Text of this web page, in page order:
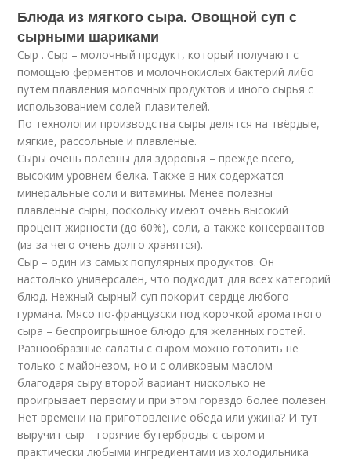
Блюда из мягкого сыра. Овощной суп с
сырными шариками
Сыр . Сыр – молочный продукт, который получают с
помощью ферментов и молочнокислых бактерий либо
путем плавления молочных продуктов и иного сырья с
использованием солей-плавителей.
По технологии производства сыры делятся на твёрдые,
мягкие, рассольные и плавленые.
Сыры очень полезны для здоровья – прежде всего,
высоким уровнем белка. Также в них содержатся
минеральные соли и витамины. Менее полезны
плавленые сыры, поскольку имеют очень высокий
процент жирности (до 60%), соли, а также консервантов
(из-за чего очень долго хранятся).
Сыр – один из самых популярных продуктов. Он
настолько универсален, что подходит для всех категорий
блюд. Нежный сырный суп покорит сердце любого
гурмана. Мясо по-французски под корочкой ароматного
сыра – беспроигрышное блюдо для желанных гостей.
Разнообразные салаты с сыром можно готовить не
только с майонезом, но и с оливковым маслом –
благодаря сыру второй вариант нисколько не
проигрывает первому и при этом гораздо более полезен.
Нет времени на приготовление обеда или ужина? И тут
выручит сыр – горячие бутерброды с сыром и
практически любыми ингредиентами из холодильника